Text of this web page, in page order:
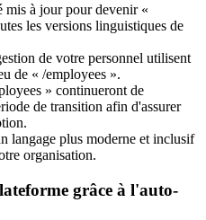
mis à jour pour devenir «
les versions linguistiques de
de votre personnel utilisent
de « /employees ».
» continueront de
de transition afin d'assurer
langage plus moderne et inclusif
organisation.
grâce à l'auto-